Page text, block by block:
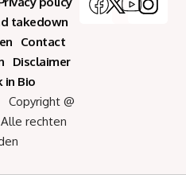
takedown
Contact
Disclaimer
in Bio
@
rechten